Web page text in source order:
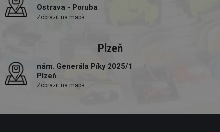
Ostrava - Poruba
Zobrazit na mapě
Plzeň
nám. Generála Píky 2025/1
Plzeň
Zobrazit na mapě